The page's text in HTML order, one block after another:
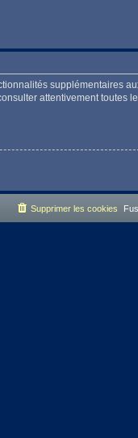
supplémentaires
attentivement toutes
Supprimer les cookies